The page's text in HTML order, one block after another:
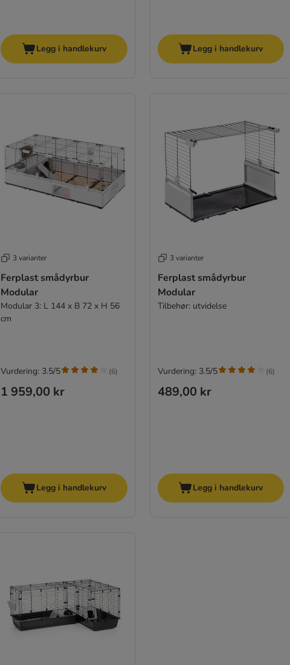
Legg i handlekurv Legg i handlekurv
3 varianter
Ferplast smådyrbur
Modular
Modular 3: L 144 x B 72 x H 56
cm
1 959,00 kr
Vurdering: 3.5/5 (6)
Legg i handlekurv
3 varianter
Ferplast smådyrbur
Modular
Tilbehør: utvidelse
489,00 kr
Vurdering: 3.5/5 (6)
Legg i handlekurv